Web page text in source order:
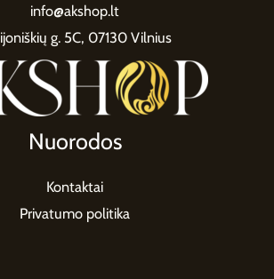
info@akshop.lt
g. 5C, 07130 Vilnius
Nuorodos
Kontaktai
Privatumo politika